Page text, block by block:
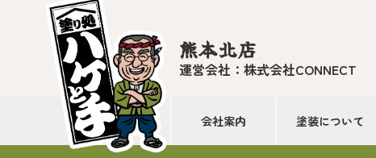
熊本北店
運営会社：株式会社CONNECT
会社案内 塗装について